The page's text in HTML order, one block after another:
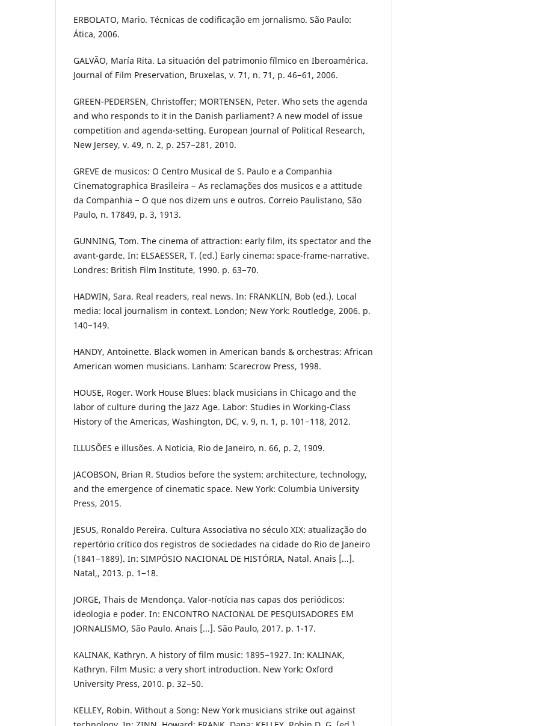
ERBOLATO, Mario. Técnicas de codificação em jornalismo. São Paulo:
Ática, 2006.
GALVÃO, María Rita. La situación del patrimonio fílmico en Iberoamérica.
Journal of Film Preservation, Bruxelas, v. 71, n. 71, p. 46−61, 2006.
GREEN-PEDERSEN, Christoffer; MORTENSEN, Peter. Who sets the agenda
and who responds to it in the Danish parliament? A new model of issue
competition and agenda-setting. European Journal of Political Research,
New Jersey, v. 49, n. 2, p. 257−281, 2010.
GREVE de musicos: O Centro Musical de S. Paulo e a Companhia
Cinematographica Brasileira − As reclamações dos musicos e a attitude
da Companhia − O que nos dizem uns e outros. Correio Paulistano, São
Paulo, n. 17849, p. 3, 1913.
GUNNING, Tom. The cinema of attraction: early film, its spectator and the
avant-garde. In: ELSAESSER, T. (ed.) Early cinema: space-frame-narrative.
Londres: British Film Institute, 1990. p. 63−70.
HADWIN, Sara. Real readers, real news. In: FRANKLIN, Bob (ed.). Local
media: local journalism in context. London; New York: Routledge, 2006. p.
140−149.
HANDY, Antoinette. Black women in American bands & orchestras: African
American women musicians. Lanham: Scarecrow Press, 1998.
HOUSE, Roger. Work House Blues: black musicians in Chicago and the
labor of culture during the Jazz Age. Labor: Studies in Working-Class
History of the Americas, Washington, DC, v. 9, n. 1, p. 101−118, 2012.
ILLUSÕES e illusões. A Noticia, Rio de Janeiro, n. 66, p. 2, 1909.
JACOBSON, Brian R. Studios before the system: architecture, technology,
and the emergence of cinematic space. New York: Columbia University
Press, 2015.
JESUS, Ronaldo Pereira. Cultura Associativa no século XIX: atualização do
repertório crítico dos registros de sociedades na cidade do Rio de Janeiro
(1841−1889). In: SIMPÓSIO NACIONAL DE HISTÓRIA, Natal. Anais [...].
Natal,, 2013. p. 1−18.
JORGE, Thais de Mendonça. Valor-notícia nas capas dos periódicos:
ideologia e poder. In: ENCONTRO NACIONAL DE PESQUISADORES EM
JORNALISMO, São Paulo. Anais [...]. São Paulo, 2017. p. 1-17.
KALINAK, Kathryn. A history of film music: 1895−1927. In: KALINAK,
Kathryn. Film Music: a very short introduction. New York: Oxford
University Press, 2010. p. 32−50.
KELLEY, Robin. Without a Song: New York musicians strike out against